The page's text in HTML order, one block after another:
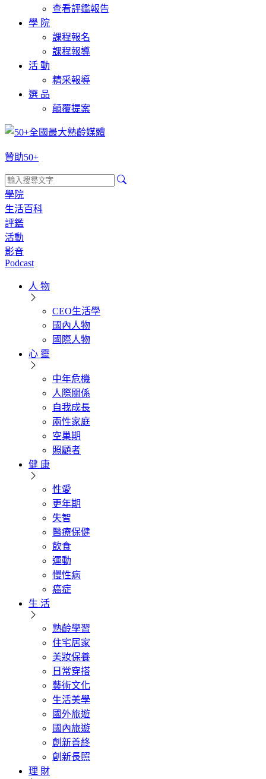
查看評鑑報告
學 院
課程報名
課程報導
活 動
精采報導
選 品
顛覆提案
贊助50+
學院
生活百科
評鑑
活動
影音
Podcast
人 物
CEO生活學
國內人物
國際人物
心 靈
中年危機
人際關係
自我成長
兩性家庭
空巢期
照顧者
健 康
性愛
更年期
失智
醫療保健
飲食
運動
慢性病
癌症
生 活
熟齡學習
住宅居家
美妝保養
日常穿搭
藝術文化
生活美學
國外旅遊
國內旅遊
創新善終
創新長照
理 財